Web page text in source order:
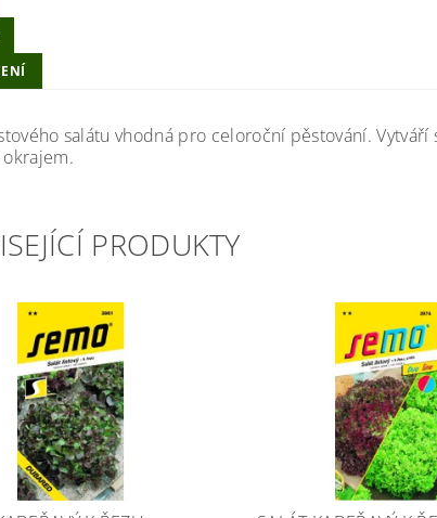
salátu vhodná pro celoroční pěstování.
PRODUKTY